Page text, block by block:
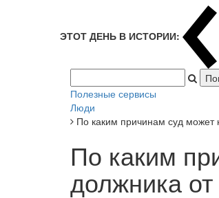
ЭТОТ ДЕНЬ В ИСТОРИИ:
Полезные сервисы
Люди
По каким причинам суд может
По каким
должника от